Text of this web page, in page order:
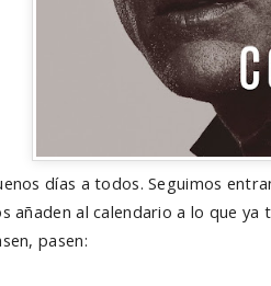
días a todos. Seguimos
añaden al calendario a lo que ya
pasen: